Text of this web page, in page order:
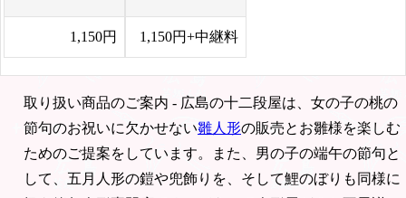
1,150円 1,150円+中継料
取り扱い商品のご案内 - 広島の十二段屋は、女の子の桃の
節句のお祝いに欠かせない雛人形の販売とお雛様を楽しむ
ためのご提案をしています。また、男の子の端午の節句と
して、五月人形の鎧や兜飾りを、そして鯉のぼりも同様に